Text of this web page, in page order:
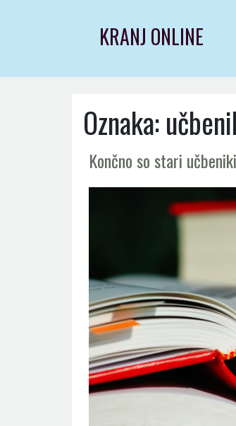
KRANJ ONLINE
Oznaka:
Končno so stari